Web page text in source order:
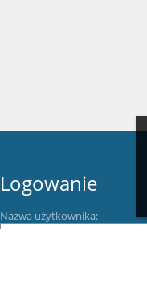
Logowanie
Nazwa użytkownika: